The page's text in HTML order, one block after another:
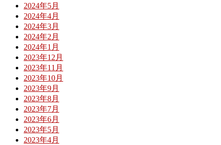
2024年5月
2024年4月
2024年3月
2024年2月
2024年1月
2023年12月
2023年11月
2023年10月
2023年9月
2023年8月
2023年7月
2023年6月
2023年5月
2023年4月